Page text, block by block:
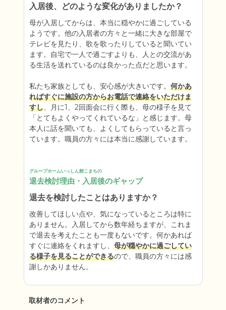
入居後、どのような変化がありましたか？
母が入居してからは、本当に穏やかに過ごしている
ようです。他の入居者の方々と一緒に大きな部屋で
テレビを見たり、歌を歌ったりしていると聞いてい
ます。自宅で一人で過ごすよりも、人との交流があ
る生活を送れているのは良かった点だと思います。
私たち家族としても、安心感が大きいです。 何かあ
ればすぐに施設の方からお電話で連絡をいただけま
すし、月に1、2回面会に行く際も、母の様子を見て
「とてもよくやってくれているな」と感じます。母
本人に話を聞いても、よくしてもらっていると言っ
ています。職員の方々には本当に感謝しています。
グループホームいっしん館こまちの
退去検討理由・入居後のギャップ
退去を検討したことはありますか？
改善してほしい点や、気になっているところは特に
ありません。入居してから数年経ちますが、これま
で退去を考えたことも一度もないです。何かあれば
すぐに連絡をくれますし、 母が穏やかに過ごしてい
る様子を見ることができるので、職員の方々には感
謝しかありません。
取材者のコメント